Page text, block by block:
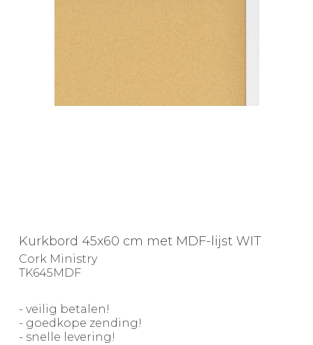
Kurkbord 45x60 cm met MDF-lijst WIT
Cork Ministry
TK645MDF
- veilig betalen!
- goedkope zending!
- snelle levering!